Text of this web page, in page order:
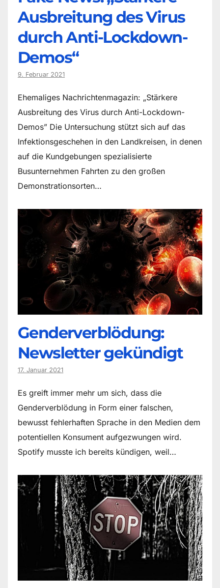
Ausbreitung des Virus
durch Anti-Lockdown-
Demos“
9. Februar 2021
Ehemaliges Nachrichtenmagazin: „Stärkere
Ausbreitung des Virus durch Anti-Lockdown-
Demos” Die Untersuchung stützt sich auf das
Infektionsgeschehen in den Landkreisen, in denen
auf die Kundgebungen spezialisierte
Busunternehmen Fahrten zu den großen
Demonstrationsorten…
Genderverblödung:
Newsletter gekündigt
17. Januar 2021
Es greift immer mehr um sich, dass die
Genderverblödung in Form einer falschen,
bewusst fehlerhaften Sprache in den Medien dem
potentiellen Konsument aufgezwungen wird.
Spotify musste ich bereits kündigen, weil…